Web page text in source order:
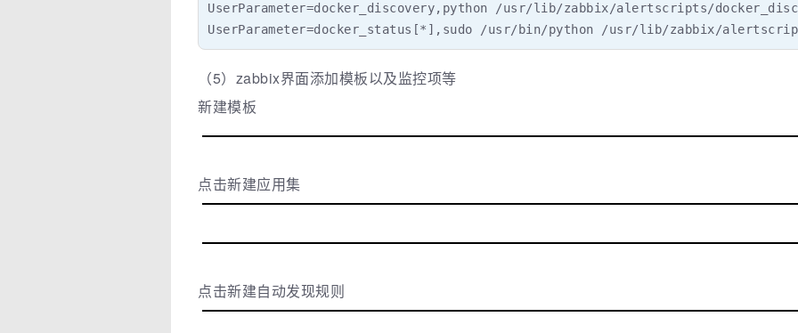
UserParameter=docker_discovery,python /usr/lib/zabbix/alertscripts/
UserParameter=docker_status[*],sudo /usr/bin/python /usr/lib/zabbix/
（5）zabbix界面添加模板以及监控项等
新建模板
点击新建应用集
点击新建自动发现规则